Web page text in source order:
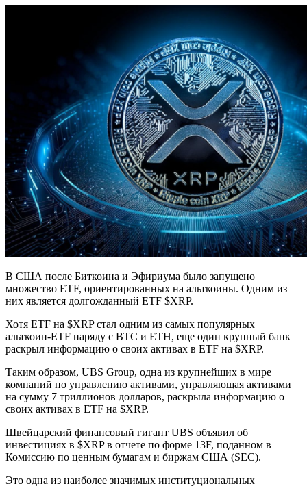
В США после Биткоина и Эфириума было запущено
множество ETF, ориентированных на альткоины. Одним из
них является долгожданный ETF $XRP.
Хотя ETF на $XRP стал одним из самых популярных
альткоин-ETF наряду с BTC и ETH, еще один крупный банк
раскрыл информацию о своих активах в ETF на $XRP.
Таким образом, UBS Group, одна из крупнейших в мире
компаний по управлению активами, управляющая активами
на сумму 7 триллионов долларов, раскрыла информацию о
своих активах в ETF на $XRP.
Швейцарский финансовый гигант UBS объявил об
инвестициях в $XRP в отчете по форме 13F, поданном в
Комиссию по ценным бумагам и биржам США (SEC).
Это одна из наиболее значимых институциональных